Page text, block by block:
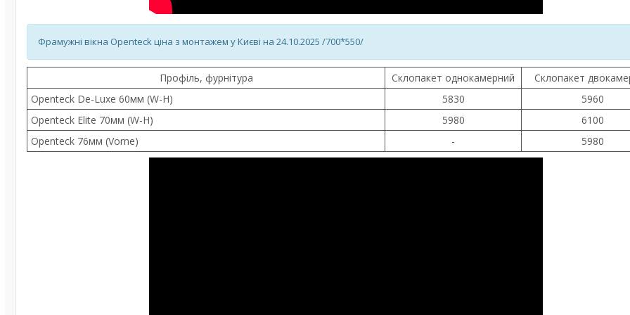
Фрамужні вікна Openteck ціна з монтажем у Києві на 24.10.2025 /700*550/
Профіль, фурнітура Склопакет однокамерний
Склопакет
Openteck De-Luxe 60мм (W-H)
5830
5960
Openteck Elite 70мм (W-H)
5980
6100
Openteck 76мм (Vorne)
- 5980